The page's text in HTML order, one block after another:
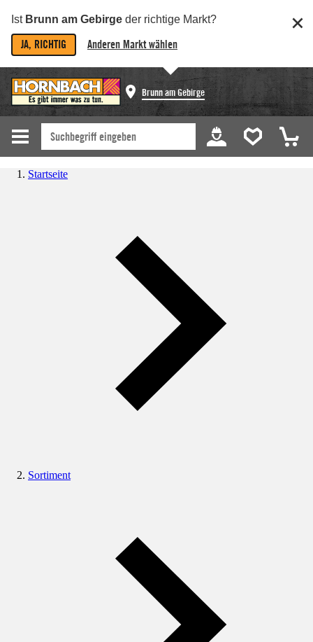
Ist Brunn am Gebirge der richtige Markt?
JA, RICHTIG Anderen Markt wählen
Brunn am Gebirge
Startseite
Sortiment